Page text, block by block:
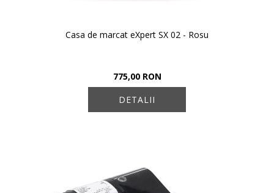
Casa de marcat eXpert SX 02 - Rosu
775,00 RON
DETALII